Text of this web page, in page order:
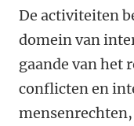
De activiteiten
domein van
gaande van het
conflicten en